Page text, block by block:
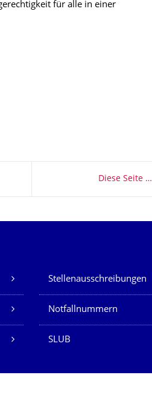
für alle in einer
Diese Seite …
Stellenausschreibungen
Notfallnummern
SLUB